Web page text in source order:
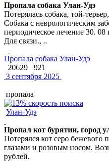
Пропала собака Улан-Удэ
Потерялась собака, той-
Собака с неврологическим
периодическое лечение 30.
Для связи., ..
Пропала собака Улан-Удэ
20629
921
3 сентября 2025
пропала
Улан-Удэ
Пропал кот бурятии, город
Потерялся кот серо бежевого
глазами и розовым носом.
рублей.